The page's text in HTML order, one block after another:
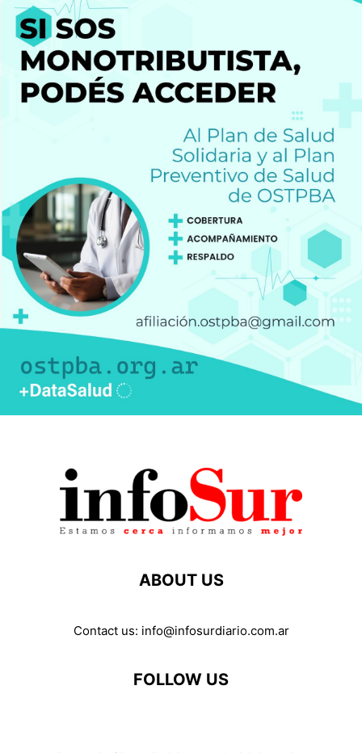
ABOUT US
Contact us: info@infosurdiario.com.ar
FOLLOW US